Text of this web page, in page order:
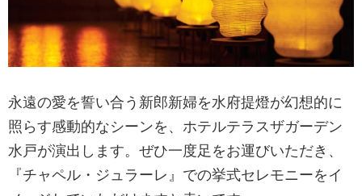
永遠の愛を誓い合う新郎新婦を水府提燈が幻想的に
照らす感動的なシーンを、ホテルテラスザガーデン
水戸が演出します。ぜひ一度足をお運びいただき、
『チャペル・ジュラーレ』での挙式セレモニーをイ